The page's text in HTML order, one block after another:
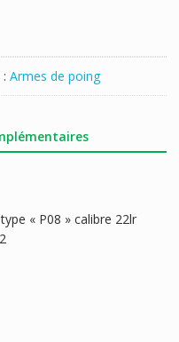
Armes de poing
« P08 » calibre 22lr